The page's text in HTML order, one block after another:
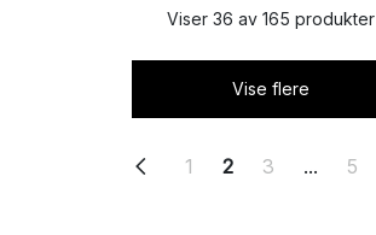
Viser 36 av 165 produkter
Vise flere
1 2 3 ... 5